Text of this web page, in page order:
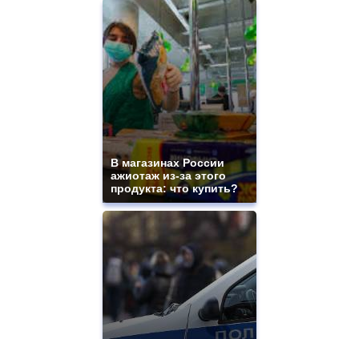
В магазинах России
ажиотаж из-за этого
продукта: что купить?